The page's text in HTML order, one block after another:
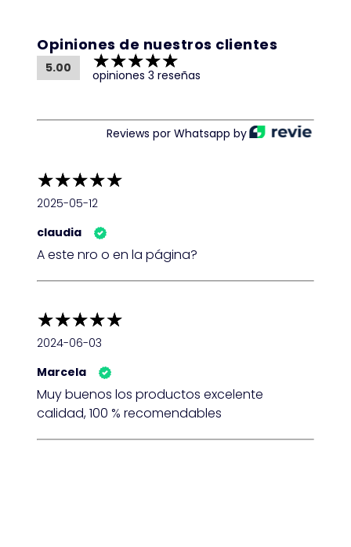
Opiniones de nuestros clientes
5.00 opiniones 3 reseñas
Reviews por Whatsapp by
2025-05-12
claudia
A este nro o en la página?
2024-06-03
Marcela
Muy buenos los productos excelente
calidad, 100 % recomendables